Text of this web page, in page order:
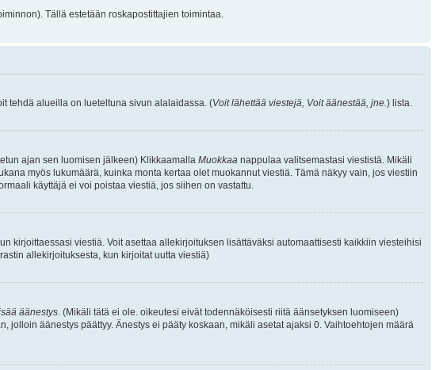
Tällä estetään roskapostittajien toimintaa.
tehdä alueilla on lueteltuna sivun alalaidassa. (Voit lähettää viestejä, Voit äänestää, jne. ) lista.
ajan sen luomisen jälkeen) Klikkaamalla Muokkaa nappulaa valitsemastasi viestistä. Mikäli
myös lukumäärä, kuinka monta kertaa olet muokannut viestiä. Tämä näkyy vain, jos viestiin
käyttäjä ei voi poistaa viestiä, jos siihen on vastattu.
kirjoittaessasi viestiä. Voit asettaa allekirjoituksen lisättäväksi automaattisesti kaikkiin viesteihisi
allekirjoituksesta, kun kirjoitat uutta viestiä)
äänestys . (Mikäli tätä ei ole. oikeutesi eivät todennäköisesti riitä äänsetyksen luomiseen)
äänestys päättyy. Änestys ei pääty koskaan, mikäli asetat ajaksi 0. Vaihtoehtojen määrä